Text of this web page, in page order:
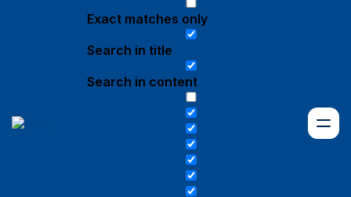
Exact matches only
Search in title
Search in content